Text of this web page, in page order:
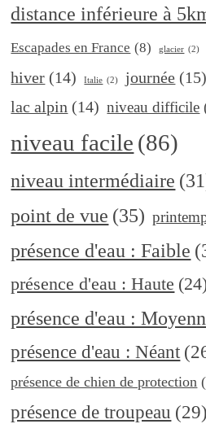
distance inférieure à
Escapades en France (8) glacier (2)
hiver (14) Italie (2) journée (15)
lac alpin (14) niveau difficile
niveau facile (86)
niveau intermédiaire
point de vue (35)
présence d'eau : Faible
présence d'eau : Haute
présence d'eau :
présence d'eau : Néant
présence de chien de protection
présence de troupeau (29)